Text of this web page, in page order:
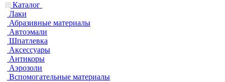
Каталог
Лаки
Абразивные материалы
Автоэмали
Шпатлевка
Аксессуары
Антикоры
Аэрозоли
Вспомогательные материалы